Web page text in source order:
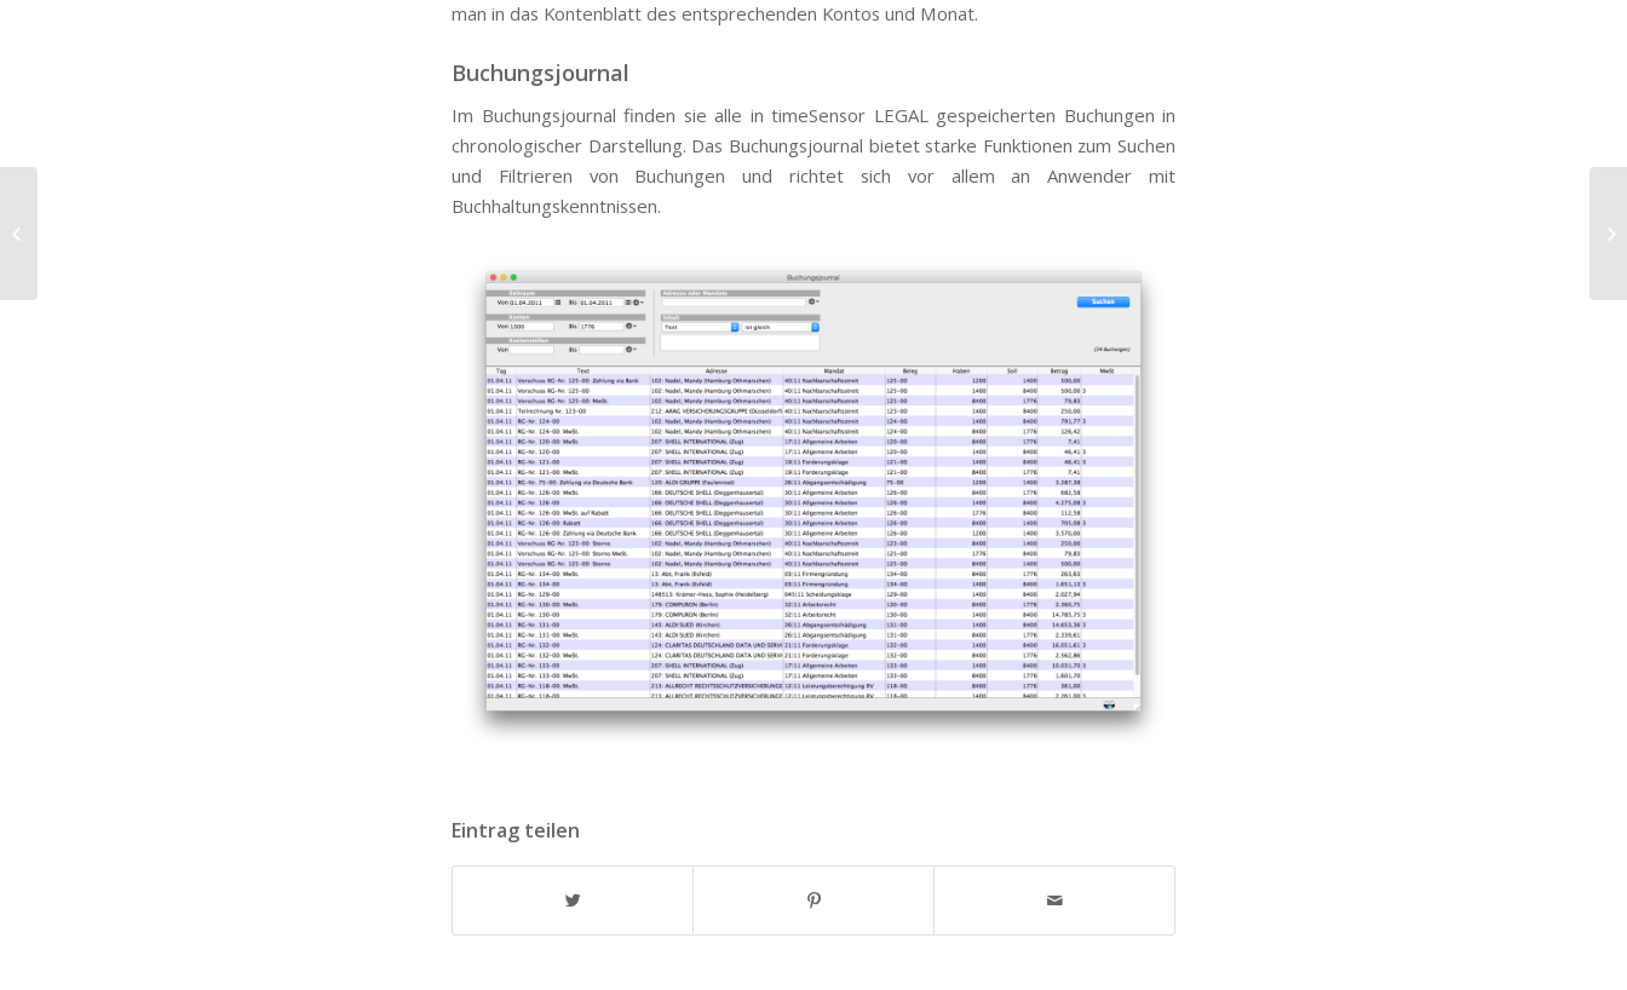
man in das Kontenblatt des entsprechenden Kontos und Monat.
Buchungsjournal
Im Buchungsjournal finden sie alle in timeSensor LEGAL gespeicherten Buchungen in
chronologischer Darstellung. Das Buchungsjournal bietet starke Funktionen zum Suchen
und Filtrieren von Buchungen und richtet sich vor allem an Anwender mit
Buchhaltungskenntnissen.
Eintrag teilen